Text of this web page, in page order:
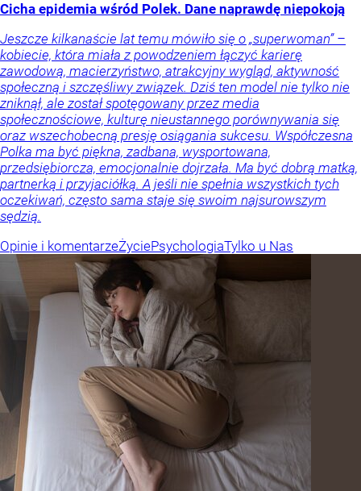
Cicha epidemia wśród Polek. Dane naprawdę niepokoją
Jeszcze kilkanaście lat temu mówiło się o „superwoman” –
kobiecie, która miała z powodzeniem łączyć karierę
zawodową, macierzyństwo, atrakcyjny wygląd, aktywność
społeczną i szczęśliwy związek. Dziś ten model nie tylko nie
zniknął, ale został spotęgowany przez media
społecznościowe, kulturę nieustannego porównywania się
oraz wszechobecną presję osiągania sukcesu. Współczesna
Polka ma być piękna, zadbana, wysportowana,
przedsiębiorcza, emocjonalnie dojrzała. Ma być dobrą matką,
partnerką i przyjaciółką. A jeśli nie spełnia wszystkich tych
oczekiwań, często sama staje się swoim najsurowszym
sędzią.
Opinie i komentarzeŻyciePsychologiaTylko u Nas